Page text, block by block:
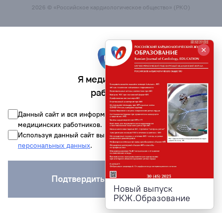
2026 © «Российское кардиологическое общество» (РКО)
Я медицинский
работник
Данный сайт и вся информация на нём предназначена для
медицинских работников.
Используя данный сайт вы соглашаетесь на обработку
персональных данных.
Подтвердить и войти на сайт
Новый выпуск
РКЖ.Образование